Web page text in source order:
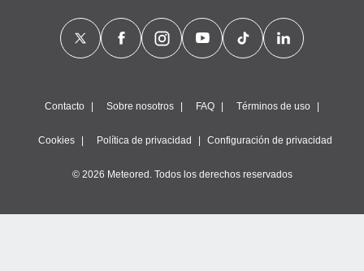
Contacto Sobre nosotros FAQ Términos de uso
Cookies Política de privacidad Configuración de privacidad
© 2026 Meteored. Todos los derechos reservados